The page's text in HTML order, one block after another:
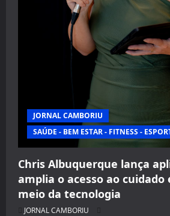
JORNAL CAMBORIU
SAÚDE - BEM ESTAR - FITNESS -
Chris Albuquerque lança
amplia o acesso ao
meio da tecnologia
JORNAL CAMBORIU